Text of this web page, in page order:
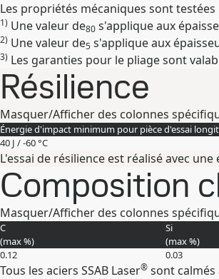
Les propriétés mécaniques sont
1) Une valeur de80 s'applique aux
2) Une valeur de5 s'applique aux
3) Les garanties pour le pliage sont
Résilience
Masquer/Afficher des colonnes
Énergie d'impact minimum pour pièce d'essai
40 J / -60 °C
L'essai de résilience est réalisé avec
Composition
Masquer/Afficher des colonnes
C
(max%)
Si
(max%)
0.12
0.03
Tous les aciers SSAB Laser® sont calmés